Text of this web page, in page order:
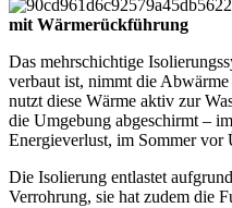
mit Wärmerückführung
Das mehrschichtige
verbaut ist, nimmt die
nutzt diese Wärme aktiv zur
die Umgebung abgeschirmt –
Energieverlust, im Sommer vor
Die Isolierung entlastet
Verrohrung, sie hat zudem die